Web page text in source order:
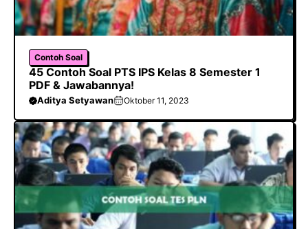
Contoh Soal
45 Contoh Soal PTS IPS Kelas 8 Semester 1
PDF & Jawabannya!
Aditya Setyawan Oktober 11, 2023